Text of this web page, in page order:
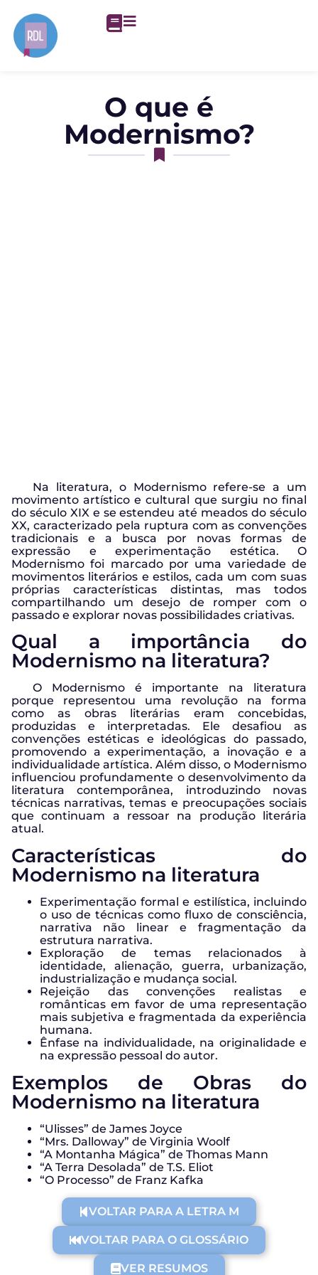
O que é
Modernismo?
Na literatura, o Modernismo refere-se a um
movimento artístico e cultural que surgiu no final
do século XIX e se estendeu até meados do século
XX, caracterizado pela ruptura com as convenções
tradicionais e a busca por novas formas de
expressão e experimentação estética. O
Modernismo foi marcado por uma variedade de
movimentos literários e estilos, cada um com suas
próprias características distintas, mas todos
compartilhando um desejo de romper com o
passado e explorar novas possibilidades criativas.
Qual a importância do
Modernismo na literatura?
O Modernismo é importante na literatura
porque representou uma revolução na forma
como as obras literárias eram concebidas,
produzidas e interpretadas. Ele desafiou as
convenções estéticas e ideológicas do passado,
promovendo a experimentação, a inovação e a
individualidade artística. Além disso, o Modernismo
influenciou profundamente o desenvolvimento da
literatura contemporânea, introduzindo novas
técnicas narrativas, temas e preocupações sociais
que continuam a ressoar na produção literária
atual.
Características do
Modernismo na literatura
Experimentação formal e estilística, incluindo
o uso de técnicas como fluxo de consciência,
narrativa não linear e fragmentação da
estrutura narrativa.
Exploração de temas relacionados à
identidade, alienação, guerra, urbanização,
industrialização e mudança social.
Rejeição das convenções realistas e
românticas em favor de uma representação
mais subjetiva e fragmentada da experiência
humana.
Ênfase na individualidade, na originalidade e
na expressão pessoal do autor.
Exemplos de Obras do
Modernismo na literatura
“Ulisses” de James Joyce
“Mrs. Dalloway” de Virginia Woolf
“A Montanha Mágica” de Thomas Mann
“A Terra Desolada” de T.S. Eliot
“O Processo” de Franz Kafka
VOLTAR PARA A LETRA M
VOLTAR PARA O GLOSSÁRIO
VER RESUMOS